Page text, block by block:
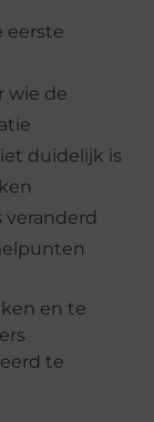
eerste
wie de
duidelijk is
veranderd
en te
te